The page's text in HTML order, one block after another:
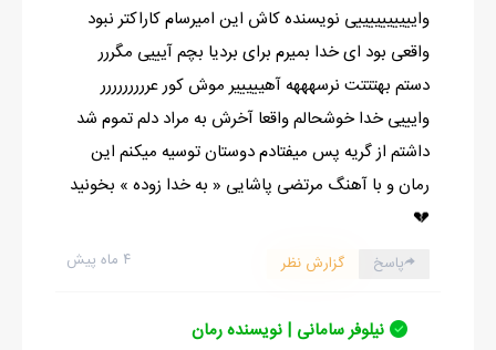
واییییییییییی نویسنده کاش این امیرسام کاراکتر نبود
واقعی بود ای خدا بمیرم برای بردیا بچم آیییی مگررر
دستم بهتتتت نرسهههه آهیییییر موش کور عررررررررر
وایییی خدا خوشحالم واقعا آخرش به مراد دلم تموم شد
داشتم از گریه پس میفتادم دوستان توسیه میکنم این
رمان و با آهنگ مرتضی پاشایی « به خدا زوده » بخونید
💔
۴ ماه پیش پاسخ گزارش نظر
نیلوفر سامانی | نویسنده رمان